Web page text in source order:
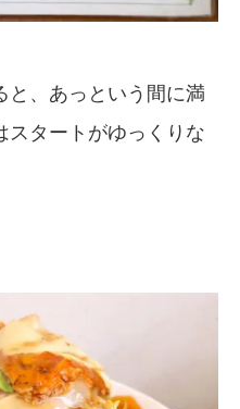
と、あっという間に満
スタートがゆっくりな